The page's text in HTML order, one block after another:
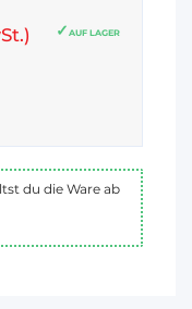
AUF LAGER
du die Ware ab